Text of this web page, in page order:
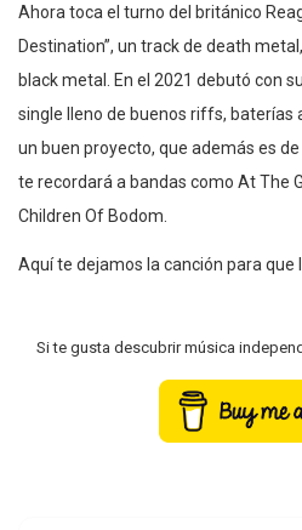
Ahora toca el turno del británico
Destination”, un track de death
black metal. En el 2021 debutó con
single lleno de buenos riffs, baterías
un buen proyecto, que además es
te recordará a bandas como At The
Children Of Bodom.
Aquí te dejamos la canción para que
Si te gusta descubrir música